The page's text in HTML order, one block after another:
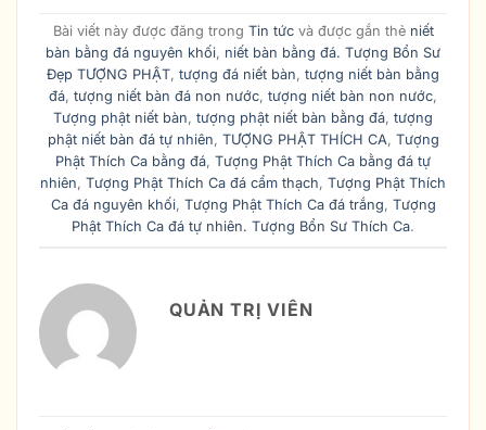
Bài viết này được đăng trong Tin tứcvà được gắn thẻ niết
bàn bằng đá nguyên khối, niết bàn bằng đá. Tượng Bổn Sư
Đẹp TƯỢNG PHẬT, tượng đá niết bàn, tượng niết bàn bằng
đá, tượng niết bàn đá non nước, tượng niết bàn non nước,
Tượng phật niết bàn, tượng phật niết bàn bằng đá, tượng
phật niết bàn đá tự nhiên, TƯỢNG PHẬT THÍCH CA, Tượng
Phật Thích Ca bằng đá, Tượng Phật Thích Ca bằng đá tự
nhiên, Tượng Phật Thích Ca đá cẩm thạch, Tượng Phật Thích
Ca đá nguyên khối, Tượng Phật Thích Ca đá trắng, Tượng
Phật Thích Ca đá tự nhiên. Tượng Bổn Sư Thích Ca.
QUẢN TRỊ VIÊN